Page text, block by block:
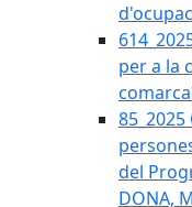
per a la
del
DONA,